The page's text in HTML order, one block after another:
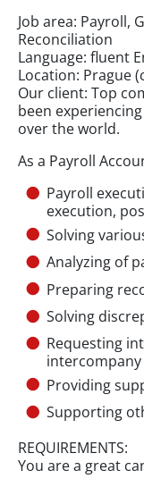
Job area: Payroll,
Reconciliation
Language: fluent
Location: Prague
Our client: Top
been
over the world.
As a Payroll
Payroll
execution,
Solving
Analyzing of
Preparing
Solving
Requesting
Providing
Supporting
REQUIREMENTS:
You are a great